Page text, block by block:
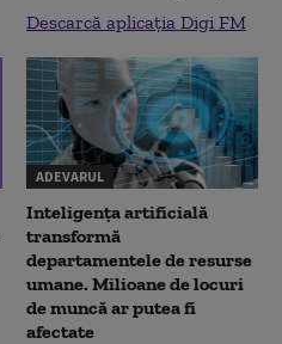
Descarcă aplicația Digi FM
ADEVARUL
Inteligența artificială
transformă
departamentele de resurse
umane. Milioane de locuri
de muncă ar putea fi
afectate